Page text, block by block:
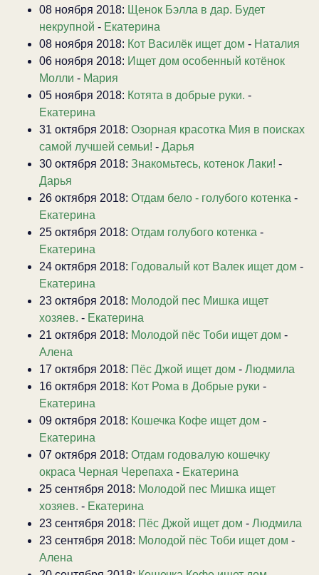
08 ноября 2018: Щенок Бэлла в дар. Будет
некрупной - Екатерина
08 ноября 2018: Кот Василёк ищет дом - Наталия
06 ноября 2018: Ищет дом особенный котёнок
Молли - Мария
05 ноября 2018: Котята в добрые руки. -
Екатерина
31 октября 2018: Озорная красотка Мия в поисках
самой лучшей семьи! - Дарья
30 октября 2018: Знакомьтесь, котенок Лаки! -
Дарья
26 октября 2018: Отдам бело - голубого котенка -
Екатерина
25 октября 2018: Отдам голубого котенка -
Екатерина
24 октября 2018: Годовалый кот Валек ищет дом -
Екатерина
23 октября 2018: Молодой пес Мишка ищет
хозяев. - Екатерина
21 октября 2018: Молодой пёс Тоби ищет дом -
Алена
17 октября 2018: Пёс Джой ищет дом - Людмила
16 октября 2018: Кот Рома в Добрые руки -
Екатерина
09 октября 2018: Кошечка Кофе ищет дом -
Екатерина
07 октября 2018: Отдам годовалую кошечку
окраса Черная Черепаха - Екатерина
25 сентября 2018: Молодой пес Мишка ищет
хозяев. - Екатерина
23 сентября 2018: Пёс Джой ищет дом - Людмила
23 сентября 2018: Молодой пёс Тоби ищет дом -
Алена